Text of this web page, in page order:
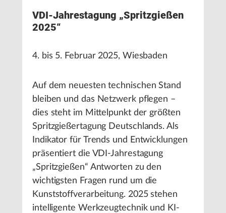
VDI-Jahrestagung „Spritzgießen
2025“
4. bis 5. Februar 2025, Wiesbaden
Auf dem neuesten technischen Stand
bleiben und das Netzwerk pflegen –
dies steht im Mittelpunkt der größten
Spritzgießertagung Deutschlands. Als
Indikator für Trends und Entwicklungen
präsentiert die VDI-Jahrestagung
„Spritzgießen“ Antworten zu den
wichtigsten Fragen rund um die
Kunststoffverarbeitung. 2025 stehen
intelligente Werkzeugtechnik und KI-